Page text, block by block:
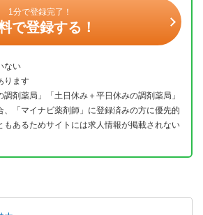
1分で登録完了！
で登録する！
ない
ります
調剤薬局」「土日休み＋平日休みの調剤薬局」
、「マイナビ薬剤師」に登録済みの方に優先的
もあるためサイトには求人情報が掲載されない